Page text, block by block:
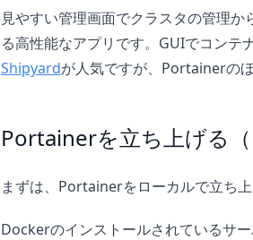
見やすい管理画面でクラスタの管理
る高性能なアプリです。GUIでコンテ
Shipyardが人気ですが、Portainerのほ
Portainerを立ち上げる（
まずは、Portainerをローカルで立ち上
Dockerのインストールされているサ